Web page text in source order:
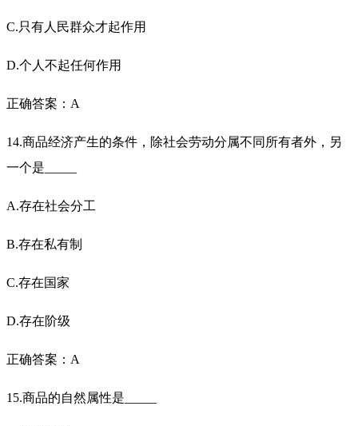
C.只有人民群众才起作用
D.个人不起任何作用
正确答案：A
14.商品经济产生的条件，除社会劳动分属不同所有者外，另
一个是_____
A.存在社会分工
B.存在私有制
C.存在国家
D.存在阶级
正确答案：A
15.商品的自然属性是_____